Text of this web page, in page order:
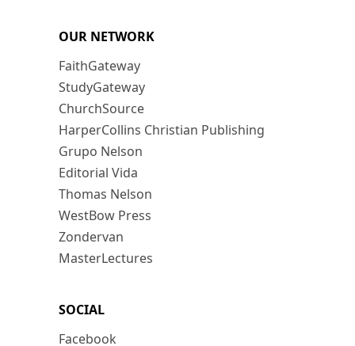
OUR NETWORK
FaithGateway
StudyGateway
ChurchSource
HarperCollins Christian Publishing
Grupo Nelson
Editorial Vida
Thomas Nelson
WestBow Press
Zondervan
MasterLectures
SOCIAL
Facebook